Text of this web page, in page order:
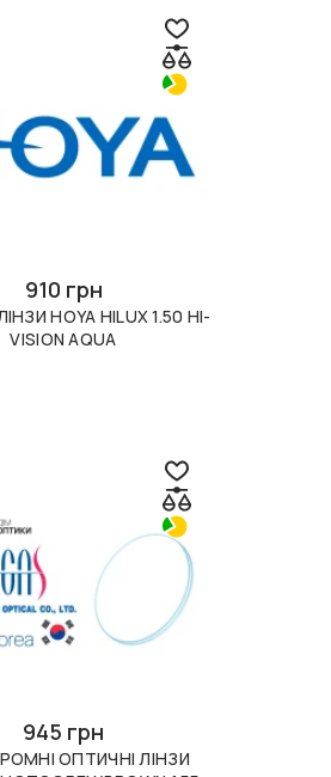
910 грн
HOYA HILUX 1.50 HI-
VISION AQUA
945 грн
ОПТИЧНІ ЛІНЗИ